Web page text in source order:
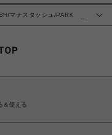
マナスタッシュ/PARK
＆使える